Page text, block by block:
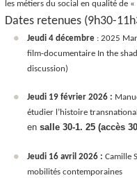
les métiers du social en qualité de
Dates retenues (9h30-
Jeudi 4 décembre : 2025
film-documentaire In the
discussion)
Jeudi 19 février 2026 :
étudier l’histoire
en salle 30-1. 25 (accès
Jeudi 16 avril 2026 : Camille
mobilités contemporaines